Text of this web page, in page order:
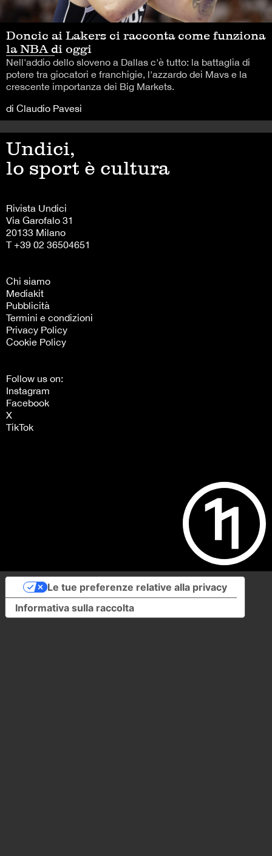
Doncic ai Lakers ci racconta come funziona
la NBA di oggi
Nell'addio dello sloveno a Dallas c'è tutto: la battaglia di
potere tra giocatori e franchigie, l'azzardo dei Mavs e la
crescente importanza dei Big Markets.
di Claudio Pavesi
Undici,
lo sport è cultura
Rivista Undici
Via Garofalo 31
20133 Milano
T +39 02 36504651
Chi siamo
Mediakit
Pubblicità
Termini e condizioni
Privacy Policy
Cookie Policy
Follow us on:
Instagram
Facebook
X
TikTok
Informativa sulla raccolta
Le tue preferenze relative alla privacy